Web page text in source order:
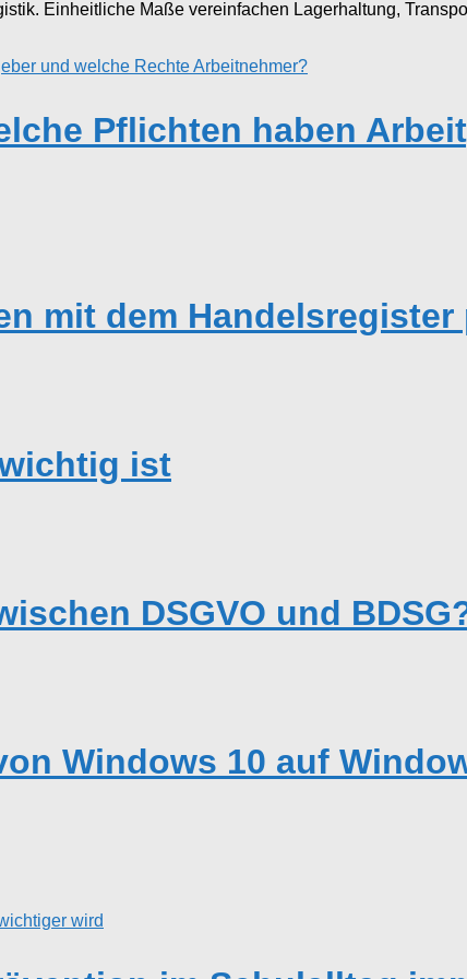
Einheitliche Maße vereinfachen Lagerhaltung,
Pflichten haben
mit dem Handelsregister
ist
DSGVO und
Windows 10 auf